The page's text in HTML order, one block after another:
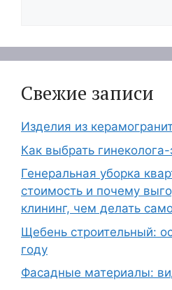
Свежие записи
Изделия из
Как выбрать
Генеральная уборка
стоимость и почему
клининг, чем делать
Щебень строительный:
году
Фасадные материалы: